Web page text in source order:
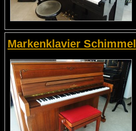
Markenklavier Schimmel